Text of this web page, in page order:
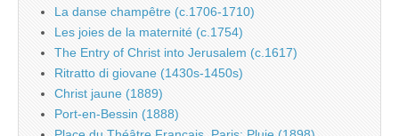
La danse champêtre (c.1706-1710)
Les joies de la maternité (c.1754)
The Entry of Christ into Jerusalem (c.1617)
Ritratto di giovane (1430s-1450s)
Christ jaune (1889)
Port-en-Bessin (1888)